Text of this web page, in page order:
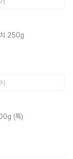
치 250g
(특)